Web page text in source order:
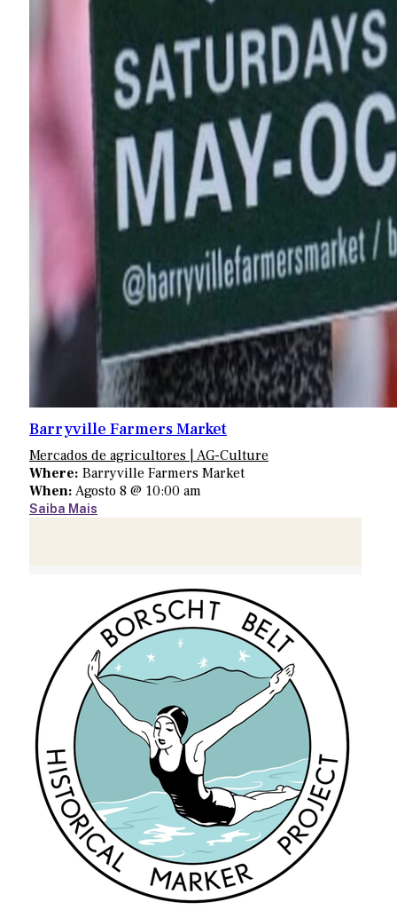
Barryville Farmers Market
Mercados de agricultores | AG-Culture
Where: Barryville Farmers Market
When: Agosto 8 @ 10:00 am
Saiba Mais